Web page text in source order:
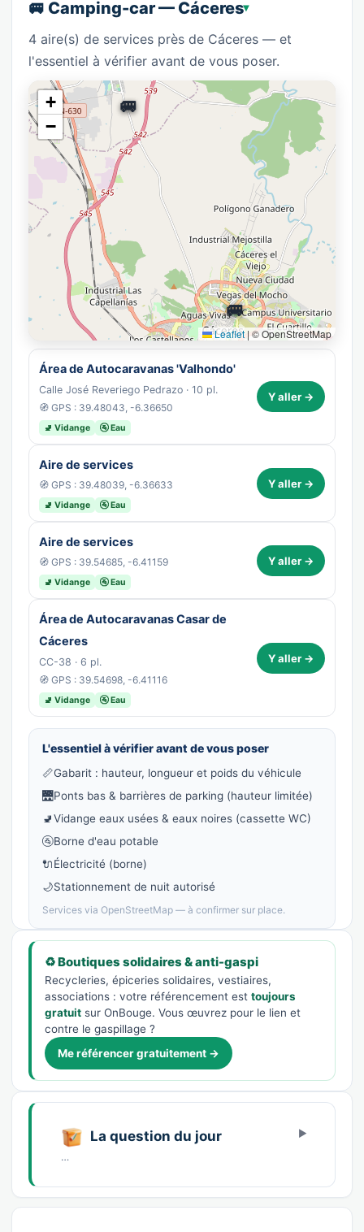
🚐 Camping-car — Cáceres
4 aire(s) de services près de Cáceres — et
l'essentiel à vérifier avant de vous poser.
🚐
🚐
🚐
🚐
+
−
Leaflet |© OpenStreetMap
Área de Autocaravanas 'Valhondo'
Calle José Reveriego Pedrazo · 10 pl.
🧭 GPS : 39.48043, -6.36650
🚽 Vidange 🚰 Eau
Y aller →
Aire de services
🧭 GPS : 39.48039, -6.36633
🚽 Vidange 🚰 Eau
Y aller →
Aire de services
🧭 GPS : 39.54685, -6.41159
🚽 Vidange 🚰 Eau
Y aller →
Área de Autocaravanas Casar de
Cáceres
CC-38 · 6 pl.
🧭 GPS : 39.54698, -6.41116
🚽 Vidange 🚰 Eau
Y aller →
L'essentiel à vérifier avant de vous poser
📏Gabarit : hauteur, longueur et poids du véhicule
🌉Ponts bas & barrières de parking (hauteur limitée)
🚽Vidange eaux usées & eaux noires (cassette WC)
🚰Borne d'eau potable
🔌Électricité (borne)
🌙Stationnement de nuit autorisé
Services via OpenStreetMap — à confirmer sur place.
♻️ Boutiques solidaires & anti-gaspi
Recycleries, épiceries solidaires, vestiaires,
associations : votre référencement est toujours
gratuit sur OnBouge. Vous œuvrez pour le lien et
contre le gaspillage ?
Me référencer gratuitement →
La question du jour
…